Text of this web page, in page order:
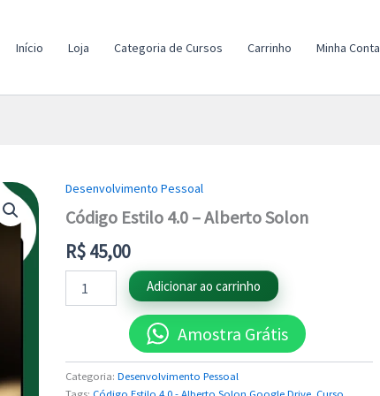
Início Loja Categoria de Cursos Carrinho Minha Conta
Desenvolvimento Pessoal
Código Estilo 4.0 – Alberto Solon
R$45,00
Código
Estilo
4.0
-
Alberto
quantidade
Adicionar ao carrinho
Amostra Grátis
Categoria:Desenvolvimento Pessoal